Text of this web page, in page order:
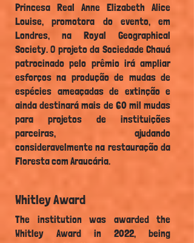
Princesa Real Anne Elizabeth Alice
Louise, promotora do evento, em
Londres, na Royal Geographical
Society. O projeto da Sociedade Chauá
patrocinado pelo prêmio irá ampliar
esforços na produção de mudas de
espécies ameaçadas de extinção e
ainda destinará mais de 60 mil mudas
para projetos de instituições
parceiras, ajudando
consideravelmente na restauração da
Floresta com Araucária.
Whitley Award
The institution was awarded the
Whitley Award in 2022, being